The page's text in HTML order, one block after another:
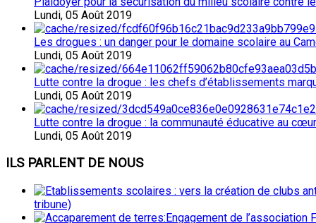
Lundi, 05 Août 2019
Les drogues : un danger pour le domaine scolaire au
Lundi, 05 Août 2019
Lutte contre la drogue : les chefs d’établissements
Lundi, 05 Août 2019
Lutte contre la drogue : la communauté éducative au
Lundi, 05 Août 2019
ILSPARLENT DE NOUS
tribune)